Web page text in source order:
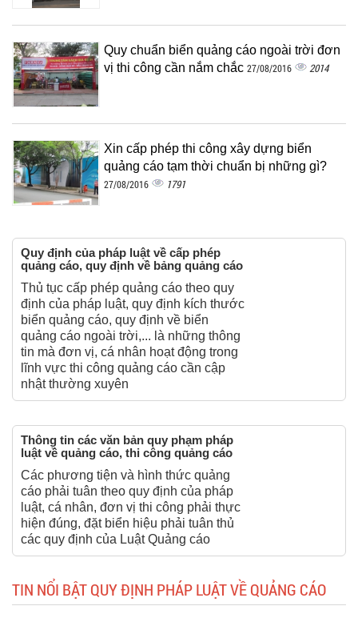
Quy chuẩn biển quảng cáo ngoài trời đơn
vị thi công cần nắm chắc 27/08/2016 2014
Xin cấp phép thi công xây dựng biển
quảng cáo tạm thời chuẩn bị những gì?
27/08/2016 1791
Quy định của pháp luật về cấp phép
quảng cáo, quy định về bảng quảng cáo
Thủ tục cấp phép quảng cáo theo quy
định của pháp luật, quy định kích thước
biển quảng cáo, quy định về biển
quảng cáo ngoài trời,... là những thông
tin mà đơn vị, cá nhân hoạt động trong
lĩnh vực thi công quảng cáo cần cập
nhật thường xuyên
Thông tin các văn bản quy phạm pháp
luật về quảng cáo, thi công quảng cáo
Các phương tiện và hình thức quảng
cáo phải tuân theo quy định của pháp
luật, cá nhân, đơn vị thi công phải thực
hiện đúng, đặt biển hiệu phải tuân thủ
các quy định của Luật Quảng cáo
TIN NỔI BẬT QUY ĐỊNH PHÁP LUẬT VỀ QUẢNG CÁO